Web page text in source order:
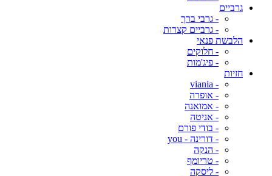
גרביים
- גרבי ברך
- גרביים קצרות
הלבשת פנאי
- חלוקים
- פיג'מות
חזיות
- viania
- אופרה
- אמואנה
- אניטה
- בודי פורם
- דורינה - you
- הנקה
- טריומף
- ליסקה